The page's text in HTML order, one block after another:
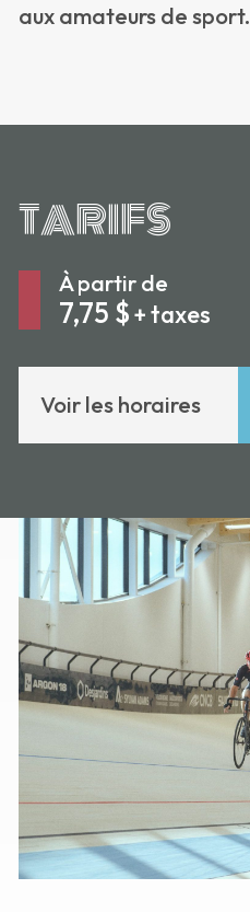
aux amateurs de sport.
TARIFS
À partir de
7,75 $+ taxes
Voir les horaires